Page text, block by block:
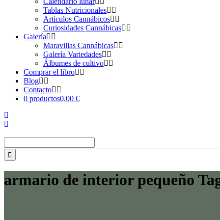
Tablas Nutricionales
Artículos Cannábicos
Curiosidades Cannábicas
Galería
Maravillas Cannábicas
Galería Variedades
Álbumes de cultivo
Comprar el libro
Blog
Contacto
0 productos0,00 €
armario de interior pequeño